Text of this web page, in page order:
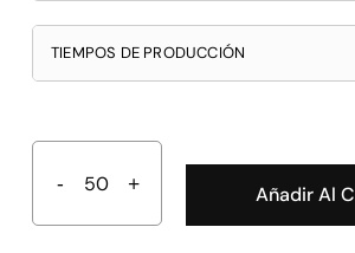
TIEMPOS DE PRODUCCIÓN
Añadir Al